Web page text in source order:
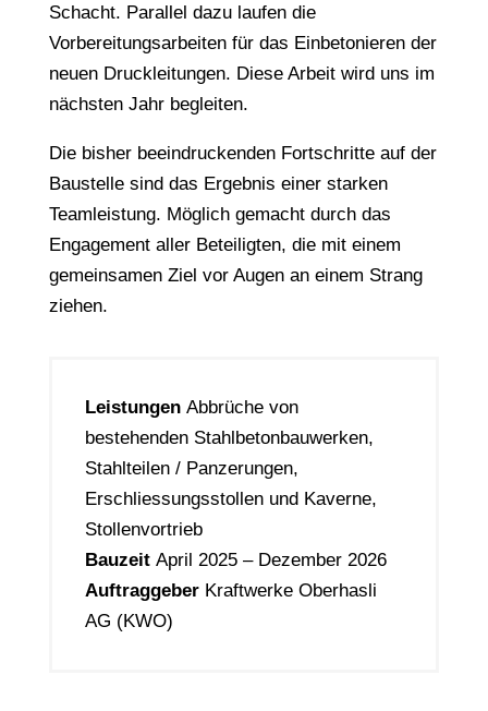
Schacht. Parallel dazu laufen die
Vorbereitungsarbeiten für das Einbetonieren der
neuen Druckleitungen. Diese Arbeit wird uns im
nächsten Jahr begleiten.
Die bisher beeindruckenden Fortschritte auf der
Baustelle sind das Ergebnis einer starken
Teamleistung. Möglich gemacht durch das
Engagement aller Beteiligten, die mit einem
gemeinsamen Ziel vor Augen an einem Strang
ziehen.
Leistungen Abbrüche von
bestehenden Stahlbetonbauwerken,
Stahlteilen / Panzerungen,
Erschliessungsstollen und Kaverne,
Stollenvortrieb
Bauzeit April 2025 – Dezember 2026
Auftraggeber Kraftwerke Oberhasli
AG (KWO)